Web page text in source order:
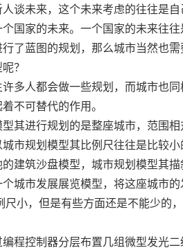
谈未来，这个未来考虑的往往是
国家的未来。一个国家的未来往
了蓝图的规划，那么城市当然也
？
多人都会做一些规划，而城市也
不可替代的作用。
其进行规划的是整座城市，范围
市规划模型其比例尺往往是比较
建筑沙盘模型，城市规划模型其
城市发展展览模型，将这座城市的
尺小，但是有些方面还是不能少的
程控制器分层布置几组微型发光